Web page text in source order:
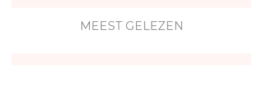
MEEST GELEZEN